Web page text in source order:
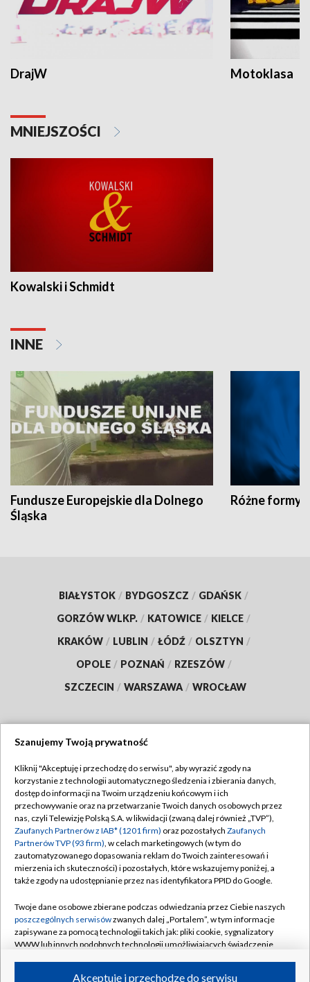
DrajW Motoklasa
MNIEJSZOŚCI
Kowalski i Schmidt
INNE
Fundusze Europejskie dla Dolnego
Śląska
Różne formy
BIAŁYSTOK / BYDGOSZCZ / GDAŃSK /
GORZÓW WLKP. / KATOWICE / KIELCE /
KRAKÓW / LUBLIN / ŁÓDŹ / OLSZTYN /
OPOLE / POZNAŃ / RZESZÓW /
SZCZECIN / WARSZAWA / WROCŁAW
TVP
Abonament TVP
Emisja w TVP
Centrum informacji TVP
Naziemna Telewizja Cyfrowa
Rada Programowa
System NOS
Informacje o nadawcy
Regulamin TVP
Polityka prywatności
Moje zgody
Pomoc
Kontakt
Kanały
Szanujemy Twoją prywatność
Kliknij "Akceptuję i przechodzę do serwisu", aby wyrazić zgody na
korzystanie z technologii automatycznego śledzenia i zbierania danych,
dostęp do informacji na Twoim urządzeniu końcowym i ich
przechowywanie oraz na przetwarzanie Twoich danych osobowych przez
nas, czyli Telewizję Polską S.A. w likwidacji (zwaną dalej również „TVP”),
Zaufanych Partnerów z IAB* (1201 firm) oraz pozostałych Zaufanych
Partnerów TVP (93 firm), w celach marketingowych (w tym do
zautomatyzowanego dopasowania reklam do Twoich zainteresowań i
mierzenia ich skuteczności) i pozostałych, które wskazujemy poniżej, a
także zgody na udostępnianie przez nas identyfikatora PPID do Google.
Twoje dane osobowe zbierane podczas odwiedzania przez Ciebie naszych
poszczególnych serwisówzwanych dalej „Portalem”, w tym informacje
zapisywane za pomocą technologii takich jak: pliki cookie, sygnalizatory
WWW lub innych podobnych technologii umożliwiających świadczenie
Akceptuję i przechodzę do serwisu